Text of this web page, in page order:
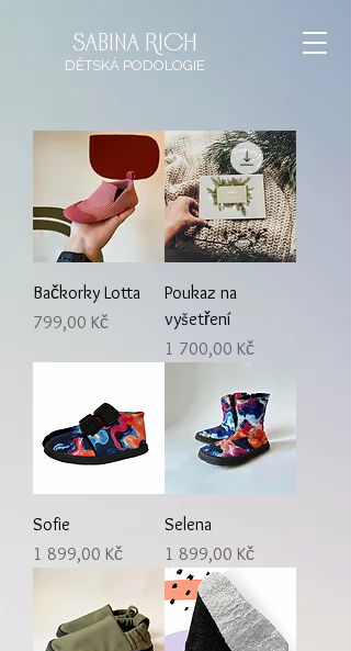
sabina rich
DĚTSKÁ PODOLOGIE
Bačkorky Lotta
Cena
799,00 Kč
Poukaz na
vyšetření
Cena
1 700,00 Kč
Sofie
Cena
1 899,00 Kč
Selena
Cena
1 899,00 Kč